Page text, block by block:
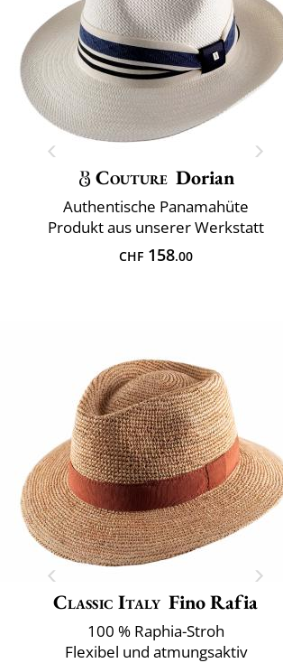
Couture Dorian
Authentische Panamahüte
Produkt aus unserer Werkstatt
CHF158.00
Classic Italy Fino Rafia
100 % Raphia-Stroh
Flexibel und atmungsaktiv